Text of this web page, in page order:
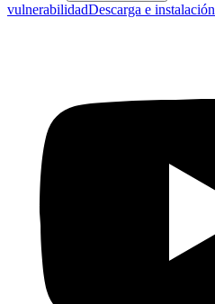
vulnerabilidadDescarga e instalación